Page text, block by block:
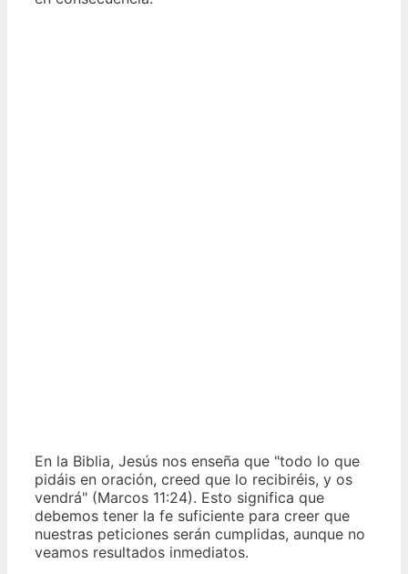
En la Biblia, Jesús nos enseña que "todo lo que
pidáis en oración, creed que lo recibiréis, y os
vendrá" (Marcos 11:24). Esto significa que
debemos tener la fe suficiente para creer que
nuestras peticiones serán cumplidas, aunque no
veamos resultados inmediatos.